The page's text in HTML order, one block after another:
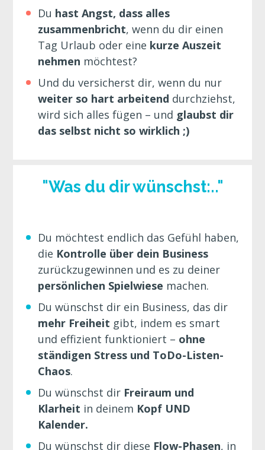
Du hast Angst, dass alles
zusammenbricht, wenn du dir einen
Tag Urlaub oder eine kurze Auszeit
nehmen möchtest?
Und du versicherst dir, wenn du nur
weiter so hart arbeitend durchziehst,
wird sich alles fügen – und glaubst dir
das selbst nicht so wirklich ;)
"Was du dir wünschst:.."
Du möchtest endlich das Gefühl haben,
die
Kontrolle über dein Business
zurückzugewinnen und es zu deiner
persönlichen Spielwiese machen.
Du wünschst dir ein Business, das dir
mehr Freiheit gibt, indem es smart
und effizient funktioniert – ohne
ständigen Stress und ToDo-Listen-
Chaos.
Du wünschst dir Freiraum und
Klarheit in deinem Kopf UND
Kalender.
Du wünschst dir diese Flow-Phasen, in